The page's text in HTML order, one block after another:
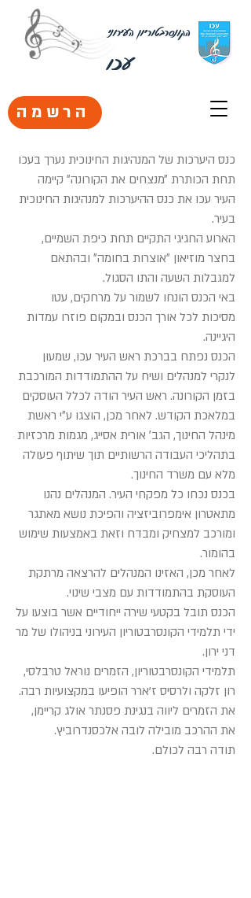
הקונסרבטוריון העירוני
עכו
הרשמה
כנס היערכות של המנהיגות החינוכית נערך בעכו
תחת הכותרת ״מנצחים את הקורונה״ קיימה
העיר עכו את כנס ההיערכות למנהיגות החינוכית
בעיר.
הארוע החגיגי התקיים תחת כיפת השמיים,
בחצר מוזיאון ״אוצרות בחומה״ ובהתאם
למגבלות השעה והתו הסגול.
באי הכנס הונחו לשמור על מרחקים, עטו
מסיכות לכל אורך הכנס ובמקום פוזרו עמדות
היגיינה.
הכנס נפתח בברכת ראש העיר עכו, שמעון
לנקרי למנהלים ושיח על ההתמודדות המורכבת
בזמן הקורונה. ראש העיר הודה לכלל העוסקים
במלאכת הקודש. לאחר מכן, הוצגו ע״י ראשת
מינהל החינוך, הגב׳ אורית אסייג, מגמות מרכזיות
בתהליכי העבודה הרשותיים תוך שיתוף פעולה
מלא עם משרד החינוך.
בכנס נכחו כל מפקחי העיר. המנהלים נהנו
מתאטרון אימפרוביזציה והפיכת נושא מאתגר
ומורכב למצחיק ומבדח וזאת באמצעות שימוש
בהומור.
לאחר מכן, האזינו המנהלים להרצאה מרתקת
העוסקת בהתמודדות עם מצבי שינוי.
הכנס תובל בקטעי שירה ייחודיים אשר בוצעו על
ידי תלמידי הקונסרבטוריון העירוני בניהולו של מר
דני ירון.
תלמידי הקונסרבטוריון, הזמרים נוראל טרבלסי,
רון זלקה ולרסיס ז'ארר הופיעו במקצועיות רבה.
את הזמרים ליווה בנגינת פסנתר אולג קריימן,
את ההרכב מובילה לובה אלכסנדרוביץ.
תודה רבה לכולם.